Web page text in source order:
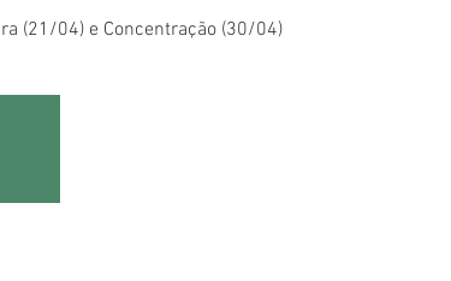
(21/04) e Concentração (30/04)